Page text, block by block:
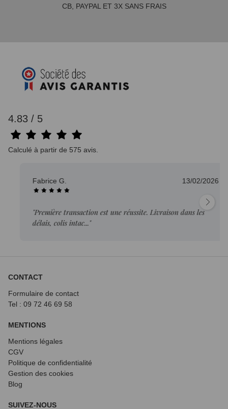
CB, PAYPAL ET 3X SANS FRAIS
4.83 / 5
Calculé à partir de 575 avis.
Fabrice G. 13/02/2026
"Première transaction est une réussite. Livraison dans les
délais, colis intac..."
CONTACT
Formulaire de contact
Tel : 09 72 46 69 58
MENTIONS
Mentions légales
CGV
Politique de confidentialité
Gestion des cookies
Blog
SUIVEZ-NOUS